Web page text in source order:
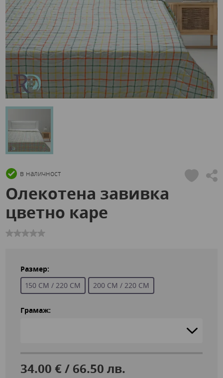
в наличност
Олекотена завивка
цветно каре
Размер:
150 СМ / 220 СМ
200 СМ / 220 СМ
Грамаж:
34.00 € / 66.50 лв.